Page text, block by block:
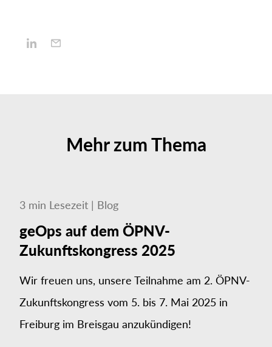
Mehr zum Thema
3 min Lesezeit | Blog
geOps auf dem ÖPNV-
Zukunftskongress 2025
Wir freuen uns, unsere Teilnahme am 2. ÖPNV-
Zukunftskongress vom 5. bis 7. Mai 2025 in
Freiburg im Breisgau anzukündigen!